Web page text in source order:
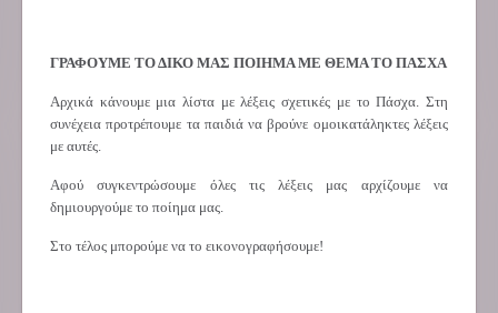
ΓΡΑΦΟΥΜΕ ΤΟ ΔΙΚΟ ΜΑΣ ΠΟΙΗΜΑ ΜΕ ΘΕΜΑ ΤΟ ΠΑΣΧΑ
Αρχικά κάνουμε μια λίστα με λέξεις σχετικές με το Πάσχα. Στη
συνέχεια προτρέπουμε τα παιδιά να βρούνε ομοικατάληκτες λέξεις
με αυτές.
Αφού συγκεντρώσουμε όλες τις λέξεις μας αρχίζουμε να
δημιουργούμε το ποίημα μας.
Στο τέλος μπορούμε να το εικονογραφήσουμε!